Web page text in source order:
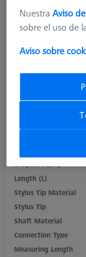
Ø Sphere (DK)
Length (L)
Stylus Tip Material
Stylus Tip
Shaft Material
Connection Type
Measuring Length
NuestraAviso
sobre el uso de
Aviso sobre